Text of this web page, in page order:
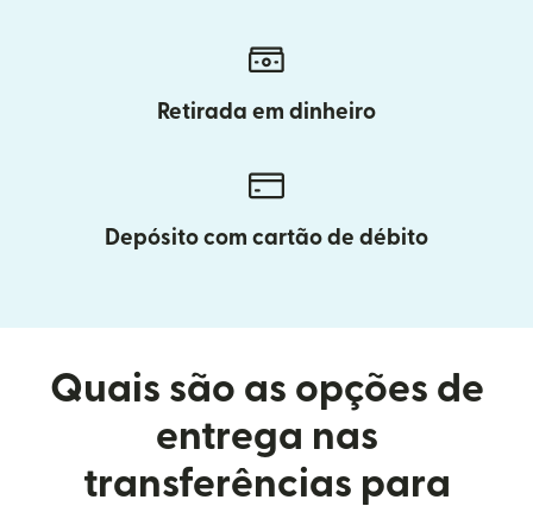
Retirada em dinheiro
Depósito com cartão de débito
Quais são as opções de
entrega nas
transferências para